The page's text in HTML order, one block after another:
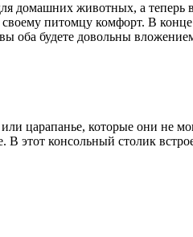
домашних животных, а
питомцу комфорт. В
оба будете довольны
царапанье, которые они
этот консольный столик